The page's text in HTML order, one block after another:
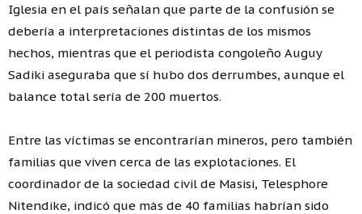
Iglesia en el país señalan que parte de la confusión se
debería a interpretaciones distintas de los mismos
hechos, mientras que el periodista congoleño Auguy
Sadiki aseguraba que sí hubo dos derrumbes, aunque el
balance total sería de 200 muertos.
Entre las víctimas se encontrarían mineros, pero también
familias que viven cerca de las explotaciones. El
coordinador de la sociedad civil de Masisi, Telesphore
Nitendike, indicó que más de 40 familias habrían sido